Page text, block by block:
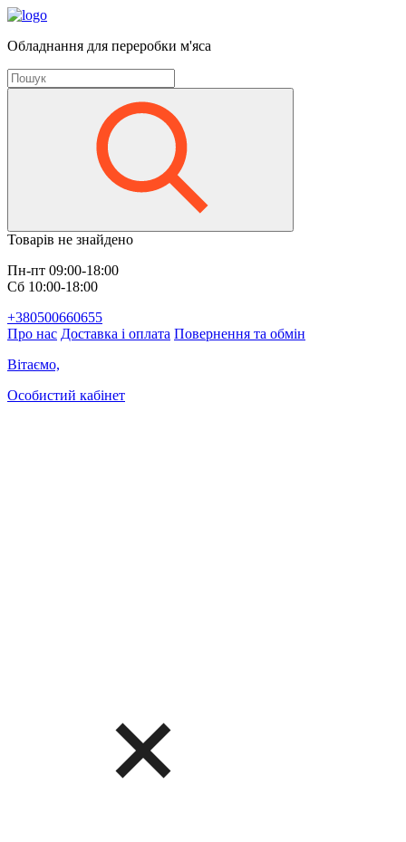
Обладнання для переробки м'яса
Товарів не знайдено
Пн-пт 09:00-18:00
Сб 10:00-18:00
+380500660655
Про нас Доставка і оплата Повернення та обмін
Вітаємо,
Особистий кабінет